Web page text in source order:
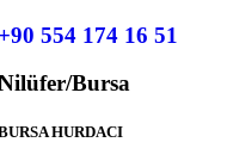
554 174 16 51
Bursa
HURDACI